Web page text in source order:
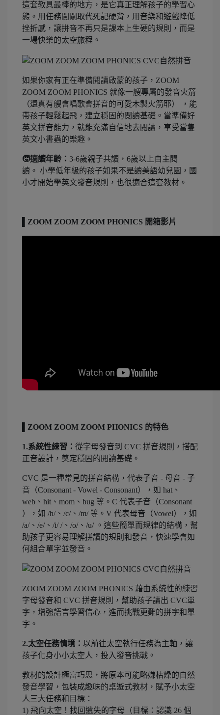
這套教具最棒的地方，是它真正理解孩子的學習心
態。用任務闖關取代死記硬背，用音樂和遊戲降低
挫折感，讓拼音不再只是課本上生硬的規則，而是
一場快樂的太空旅程。
如果你家有正在準備閱讀啟蒙的孩子，ZOOM
ZOOM ZOOM PHONICS 就像一艘專屬的發音火箭
（還真有艘會唱歌會拼音的可愛木製火箭耶） ，能
帶孩子輕鬆起飛，建立穩固的閱讀基礎。當準備好
英文拼音能力，就能充滿自信地去閱讀，享受當隻
英文小書蟲的樂趣。
🧒適讀年齡： 3-6歲親子共讀，6歲以上自主閱
讀。 小學低年級的孩子如果不是讀美語幼兒園，國
小才開始學英文發音規則，也很適合這套教材。
▌ZOOM ZOOM ZOOM PHONICS 開箱影片
▌ZOOM ZOOM ZOOM PHONICS 的特色
1.系統性練習： 從字母發音到 CVC 拼音規則，搭配
正音設計，奠定穩固的閱讀基礎。
CVC 是一種常見的拼音結構，代表子音 - 母音 - 子
音（Consonant - Vowel - Consonant），如 hat、
web、hit、mom、bug 等。C 代表子音（Consonant
），如 /h/、/c/、/m/ 等。V 代表母音（Vowel），如
/a/、/e/、/i/ /、/o/、/u/ 。這些簡單而規律的結構，幫
助孩子更容易理解拼讀的規則和發音，快速學會如
何組合單字並發音。
ZOOM ZOOM ZOOM PHONICS 藉由系統性的練習
字母發音和 CVC 拼音規則，幫助孩子讀出 CVC單
字，增強語言學習信心，進而挑戰更難的拼字和單
字。
2.太空任務情境： 以前往太空執行任務為主軸，讓
孩子化身小小太空人，投入發音挑戰。
教材的設計極富巧思，將原本可能略嫌枯燥的自然
發音學習，包裝成趣味的桌遊式教材，賦予小太空
人三大任務和目標：
1) 飛向太空！找回遺失的字母（目標：認識 26 個